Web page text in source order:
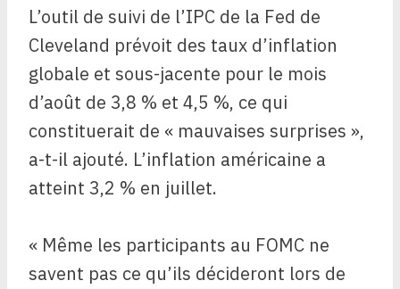
L’outil de suivi de l’IPC de la Fed de
Cleveland prévoit des taux d’inflation
globale et sous-jacente pour le mois
d’août de 3,8 % et 4,5 %, ce qui
constituerait de « mauvaises surprises »,
a-t-il ajouté. L’inflation américaine a
atteint 3,2 % en juillet.
« Même les participants au FOMC ne
savent pas ce qu’ils décideront lors de